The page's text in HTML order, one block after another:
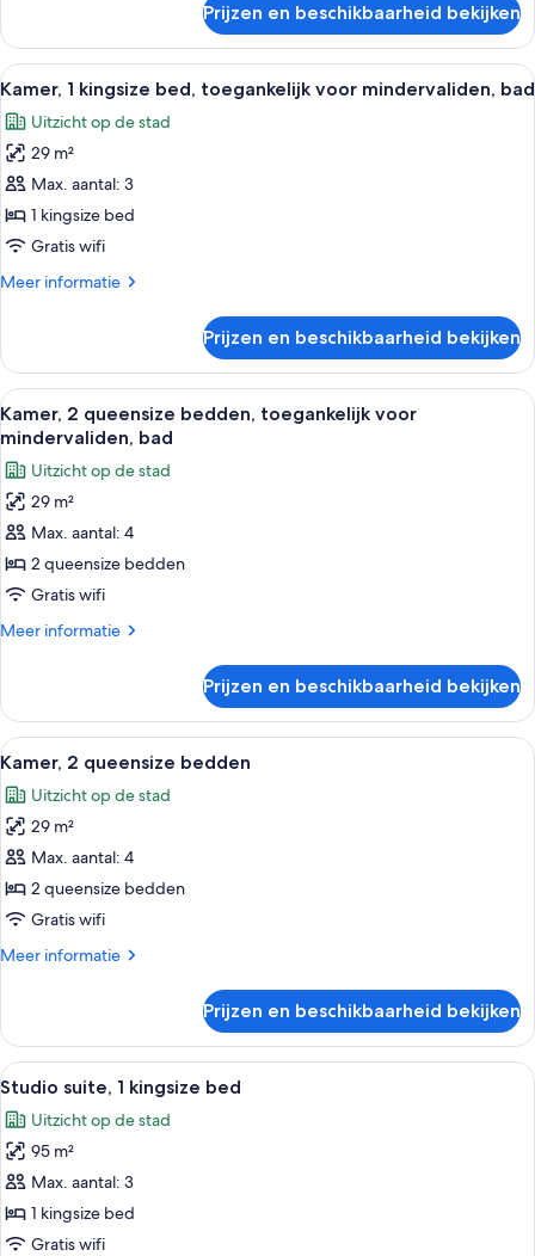
laden
2
queensize
bedden,
voor
mindervaliden
(Shower)
Prijzen en beschikbaarheid bekijken
Alle
foto's
voor
Kamer,
1
kingsize
bed,
voor
laden
Een moderne hotelkamer met een
4
Kamer, 1 kingsize bed, toegankelijk voor mindervaliden, bad
Uitzicht op de stad
29 m²
Max. aantal: 3
1 kingsize bed
Gratis wifi
Meer informatie
Meer
1
kingsize
bed,
toegankelijk
mindervaliden,
bad
Prijzen en beschikbaarheid bekijken
Alle
foto's
voor
Kamer,
2
queensize
bedden,
toegankelijk
voor
laden
Een moderne slaapkamer met een
4
Kamer, 2 queensize bedden, toegankelijk voor
mindervaliden, bad
Uitzicht op de stad
29 m²
Max. aantal: 4
2 queensize bedden
Gratis wifi
Meer informatie
Meer
2
queensize
bedden,
voor
mindervaliden,
bad
Prijzen en beschikbaarheid bekijken
Alle
foto's
voor
Kamer,
2
queensize
bedden
Een moderne slaapkamer met een
4
Kamer, 2 queensize bedden
Uitzicht op de stad
29 m²
Max. aantal: 4
2 queensize bedden
Gratis wifi
Meer informatie
Meer
2
queensize
bedden
Prijzen en beschikbaarheid bekijken
Alle
foto's
voor
Studio
suite,
1
kingsize
Een moderne slaapkamer met een
4
Studio suite, 1 kingsize bed
Uitzicht op de stad
95 m²
Max. aantal: 3
1 kingsize bed
Gratis wifi